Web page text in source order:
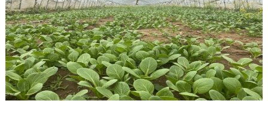
保
障
合
作